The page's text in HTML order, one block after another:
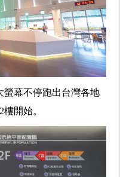
螢幕不停跑出台灣各地
開始。